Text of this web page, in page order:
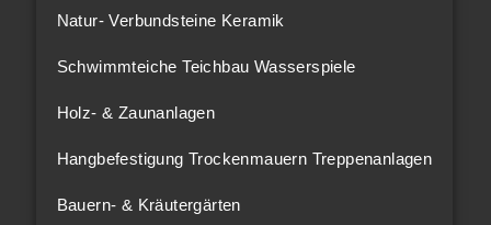
Natur- Verbundsteine Keramik
Schwimmteiche Teichbau Wasserspiele
Holz- & Zaunanlagen
Hangbefestigung Trockenmauern Treppenanlagen
Bauern- & Kräutergärten